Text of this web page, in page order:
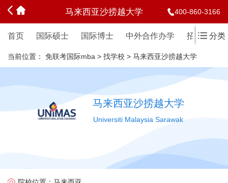
马来西亚沙捞越大学 400-860-3166
首页 国际硕士 国际博士 中外合作办学 招生简章
分类
当前位置： 免联考国际mba > 找学校 > 马来西亚沙捞越大学
马来西亚沙捞越大学
Universiti Malaysia Sarawak